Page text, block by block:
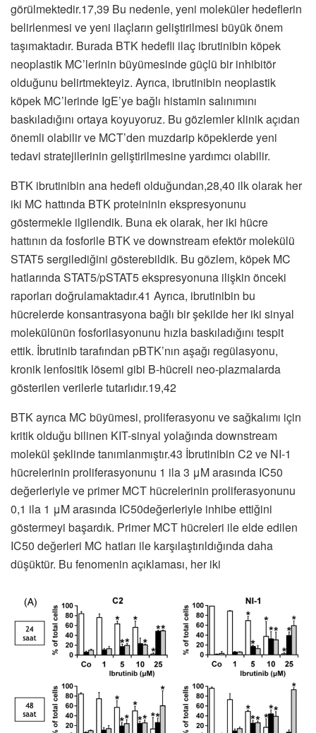
görülmektedir.17,39 Bu nedenle, yeni moleküler hedeflerin
belirlenmesi ve yeni ilaçların geliştirilmesi büyük önem
taşımaktadır. Burada BTK hedefli ilaç ibrutinibin köpek
neoplastik MC’lerinin büyümesinde güçlü bir inhibitör
olduğunu belirtmekteyiz. Ayrıca, ibrutinibin neoplastik
köpek MC’lerinde IgE’ye bağlı histamin salınımını
baskıladığını ortaya koyuyoruz. Bu gözlemler klinik açıdan
önemli olabilir ve MCT’den muzdarip köpeklerde yeni
tedavi stratejilerinin geliştirilmesine yardımcı olabilir.
BTK ibrutinibin ana hedefi olduğundan,28,40 ilk olarak her
iki MC hattında BTK proteininin ekspresyonunu
göstermekle ilgilendik. Buna ek olarak, her iki hücre
hattının da fosforile BTK ve downstream efektör molekülü
STAT5 sergilediğini gösterebildik. Bu gözlem, köpek MC
hatlarında STAT5/pSTAT5 ekspresyonuna ilişkin önceki
raporları doğrulamaktadır.41 Ayrıca, ibrutinibin bu
hücrelerde konsantrasyona bağlı bir şekilde her iki sinyal
molekülünün fosforilasyonunu hızla baskıladığını tespit
ettik. İbrutinib tarafından pBTK’nın aşağı regülasyonu,
kronik lenfositik lösemi gibi B-hücreli neo-plazmalarda
gösterilen verilerle tutarlıdır.19,42
BTK ayrıca MC büyümesi, proliferasyonu ve sağkalımı için
kritik olduğu bilinen KIT-sinyal yolağında downstream
molekül şeklinde tanımlanmıştır.43 İbrutinibin C2 ve NI-1
hücrelerinin proliferasyonunu 1 ila 3 μM arasında IC50
değerleriyle ve primer MCT hücrelerinin proliferasyonunu
0,1 ila 1 μM arasında IC50değerleriyle inhibe ettiğini
göstermeyi başardık. Primer MCT hücreleri ile elde edilen
IC50 değerleri MC hatları ile karşılaştırıldığında daha
düşüktür. Bu fenomenin açıklaması, her iki